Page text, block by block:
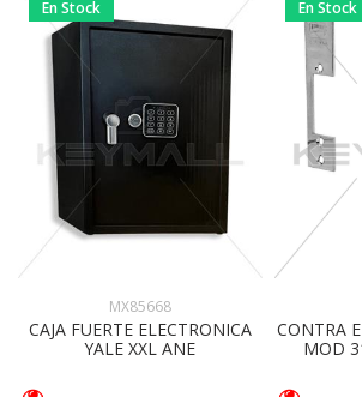
En Stock
MX85668
CAJA FUERTE ELECTRONICA
YALE XXL ANE
En Stock
CONTRA
MOD